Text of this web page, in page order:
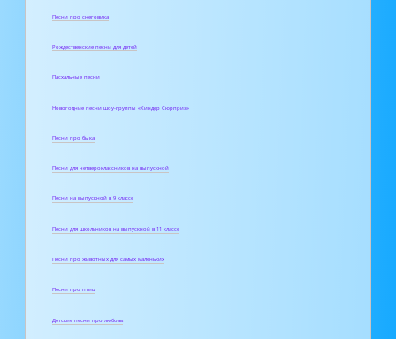
Песни про снеговика
Рождественские песни для детей
Пасхальные песни
Новогодние песни шоу-группы «Киндер Сюрприз»
Песни про быка
Песни для четвероклассников на выпускной
Песни на выпускной в 9 классе
Песни для школьников на выпускной в 11 классе
Песни про животных для самых маленьких
Песни про птиц
Детские песни про любовь